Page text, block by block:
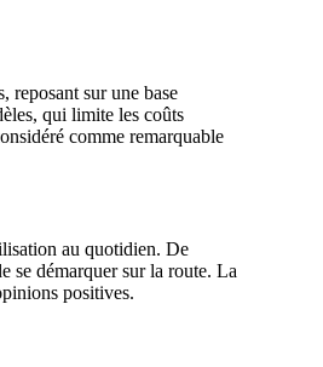
reposant sur une base
qui limite les coûts
comme remarquable
au quotidien. De
se démarquer sur la route. La
positives.